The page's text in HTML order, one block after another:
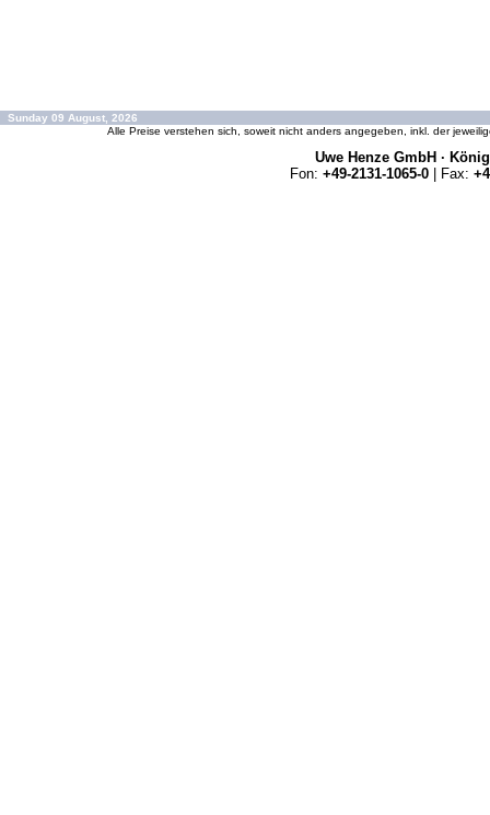
Sunday 09 August, 2026
Alle Preise verstehen sich, soweit nicht anders angegeben, inkl. der
Uwe Henze GmbH ·
Fon: +49-2131-1065-0 | Fax: